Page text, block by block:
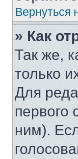
Вернуться
» Как
Так же,
только
Для
первого
ним).